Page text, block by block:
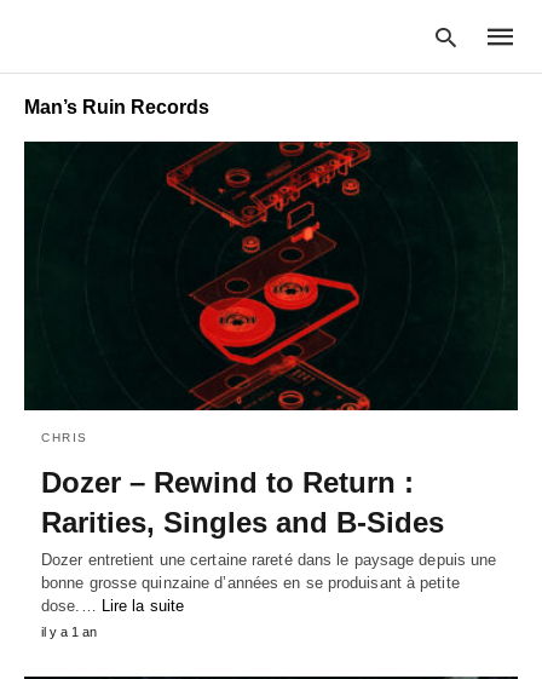
Man’s Ruin Records
CHRIS
Dozer – Rewind to Return :
Rarities, Singles and B-Sides
Dozer entretient une certaine rareté dans le paysage depuis une
bonne grosse quinzaine d’années en se produisant à petite
dose.… Lire la suite
il y a 1 an